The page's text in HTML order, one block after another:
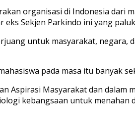
organisasi di Indonesia dari
Sekjen Parkindo ini yang
untuk masyarakat, negara,
pada masa itu banyak
Aspirasi Masyarakat dan
kebangsaan untuk menahan